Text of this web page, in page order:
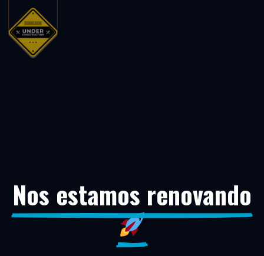
Nos estamos renovando